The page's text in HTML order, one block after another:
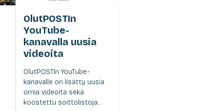
OlutPOSTIn
YouTube-
kanavalla uusia
videoita
OlutPOSTIn YouTube-
kanavalle on lisätty uusia
omia videoita sekä
koostettu soittolistoja...